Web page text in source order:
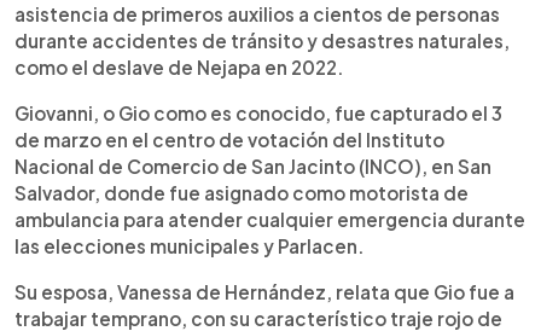
asistencia de primeros auxilios a cientos de personas
durante accidentes de tránsito y desastres naturales,
como el deslave de Nejapa en 2022.
Giovanni, o Gio como es conocido, fue capturado el 3
de marzo en el centro de votación del Instituto
Nacional de Comercio de San Jacinto (INCO), en San
Salvador, donde fue asignado como motorista de
ambulancia para atender cualquier emergencia durante
las elecciones municipales y Parlacen.
Su esposa, Vanessa de Hernández, relata que Gio fue a
trabajar temprano, con su característico traje rojo de